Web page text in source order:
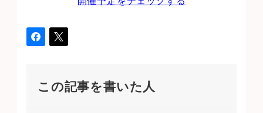
この記事を書いた人